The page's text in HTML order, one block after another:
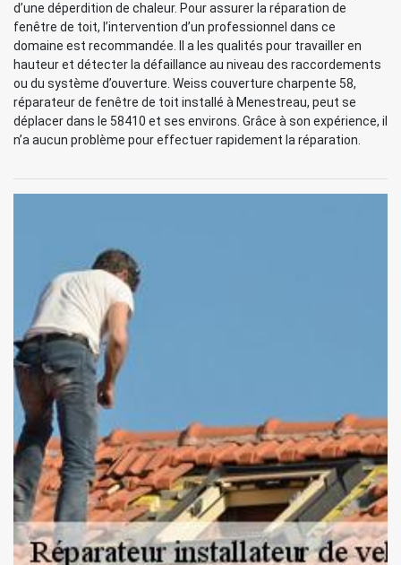
d’une déperdition de chaleur. Pour assurer la réparation de
fenêtre de toit, l’intervention d’un professionnel dans ce
domaine est recommandée. Il a les qualités pour travailler en
hauteur et détecter la défaillance au niveau des raccordements
ou du système d’ouverture. Weiss couverture charpente 58,
réparateur de fenêtre de toit installé à Menestreau, peut se
déplacer dans le 58410 et ses environs. Grâce à son expérience, il
n’a aucun problème pour effectuer rapidement la réparation.